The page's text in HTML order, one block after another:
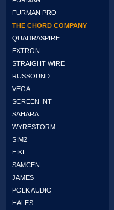
FURMAN PRO
THE CHORD COMPANY
QUADRASPIRE
EXTRON
STRAIGHT WIRE
RUSSOUND
VEGA
SCREEN INT
SAHARA
WYRESTORM
SIM2
EIKI
SAMCEN
JAMES
POLK AUDIO
HALES